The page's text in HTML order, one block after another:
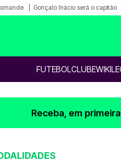
Gonçalo Inácio será o capitão
FUTEBOLCLUBE
Receba, em